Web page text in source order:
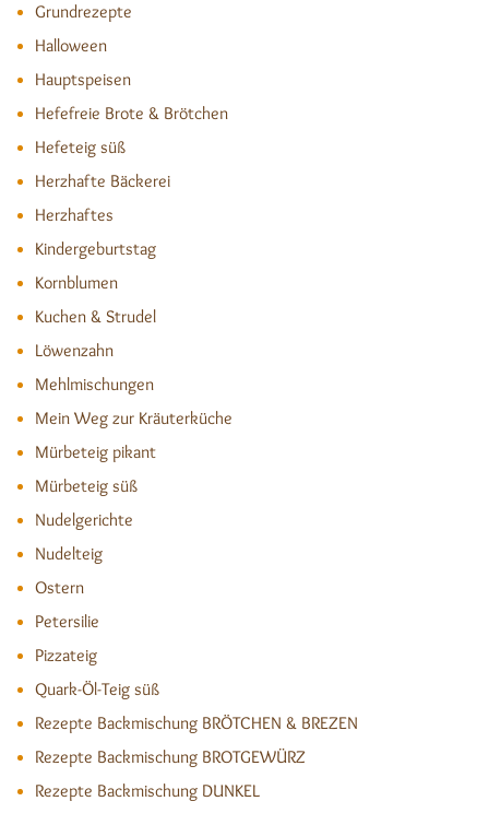
Grundrezepte
Halloween
Hauptspeisen
Hefefreie Brote & Brötchen
Hefeteig süß
Herzhafte Bäckerei
Herzhaftes
Kindergeburtstag
Kornblumen
Kuchen & Strudel
Löwenzahn
Mehlmischungen
Mein Weg zur Kräuterküche
Mürbeteig pikant
Mürbeteig süß
Nudelgerichte
Nudelteig
Ostern
Petersilie
Pizzateig
Quark-Öl-Teig süß
Rezepte Backmischung BRÖTCHEN & BREZEN
Rezepte Backmischung BROTGEWÜRZ
Rezepte Backmischung DUNKEL